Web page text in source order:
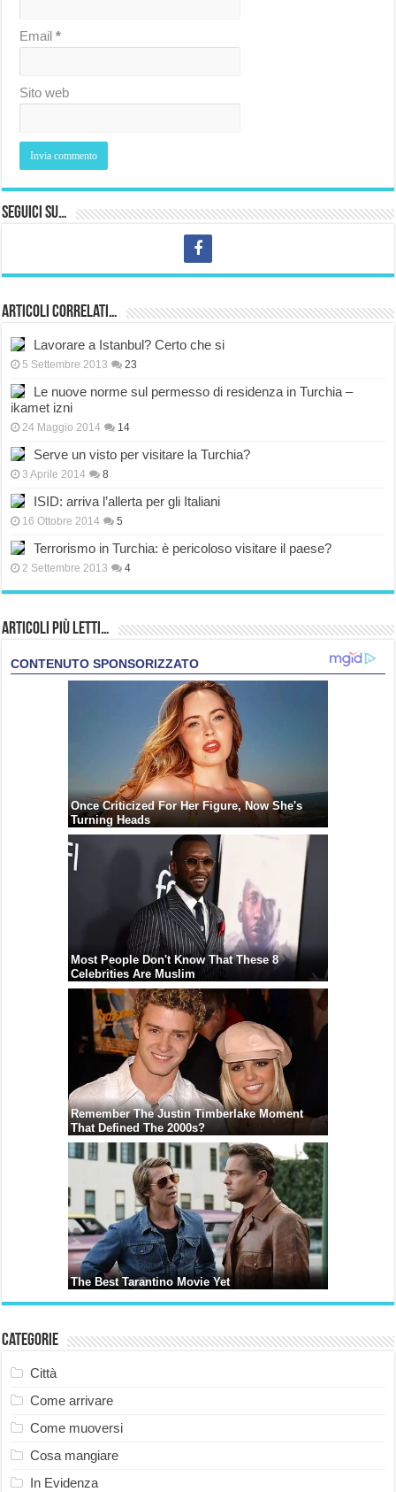
Email*
Sito web
Seguici su…
Articoli correlati…
Lavorare a Istanbul? Certo che si
5 Settembre 2013 23
Le nuove norme sul permesso di residenza in Turchia –
ikamet izni
24 Maggio 2014 14
Serve un visto per visitare la Turchia?
3 Aprile 2014 8
ISID: arriva l’allerta per gli Italiani
16 Ottobre 2014 5
Terrorismo in Turchia: è pericoloso visitare il paese?
2 Settembre 2013 4
Articoli più Letti…
Categorie
Città
Come arrivare
Come muoversi
Cosa mangiare
In Evidenza